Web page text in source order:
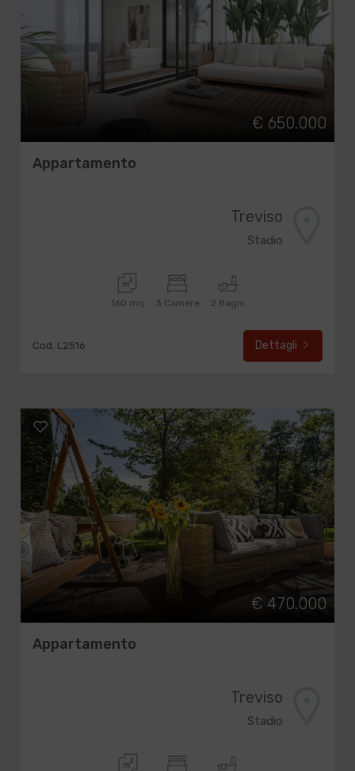
€ 650.000
Appartamento
Treviso
Stadio
160 mq 3 Camere 2 Bagni
Cod. L2516 Dettagli
€ 470.000
Appartamento
Treviso
Stadio